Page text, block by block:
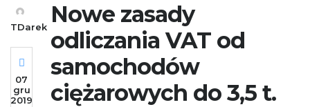
TDarek
07
gru
2019
Nowe zasady
odliczania VAT od
samochodów
ciężarowych do 3,5 t.